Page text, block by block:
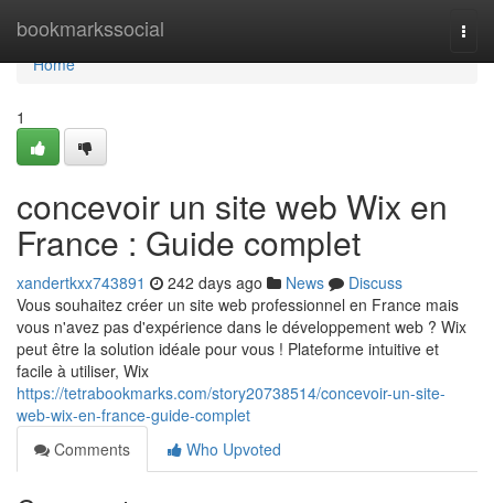
bookmarkssocial
Home
Home
1
concevoir un site web Wix en
France : Guide complet
xandertkxx743891 242 days ago News
Discuss
Vous souhaitez créer un site web professionnel en France mais
vous n'avez pas d'expérience dans le développement web ? Wix
peut être la solution idéale pour vous ! Plateforme intuitive et
facile à utiliser, Wix
https://tetrabookmarks.com/story20738514/concevoir-un-site-
web-wix-en-france-guide-complet
Comments
Who Upvoted